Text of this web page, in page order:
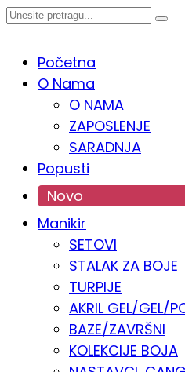
Početna
O Nama
O NAMA
ZAPOSLENJE
SARADNJA
Popusti
Novo
Manikir
SETOVI
STALAK ZA BOJE
TURPIJE
AKRIL GEL/GEL/
BAZE/ZAVRŠNI
KOLEKCIJE BOJA